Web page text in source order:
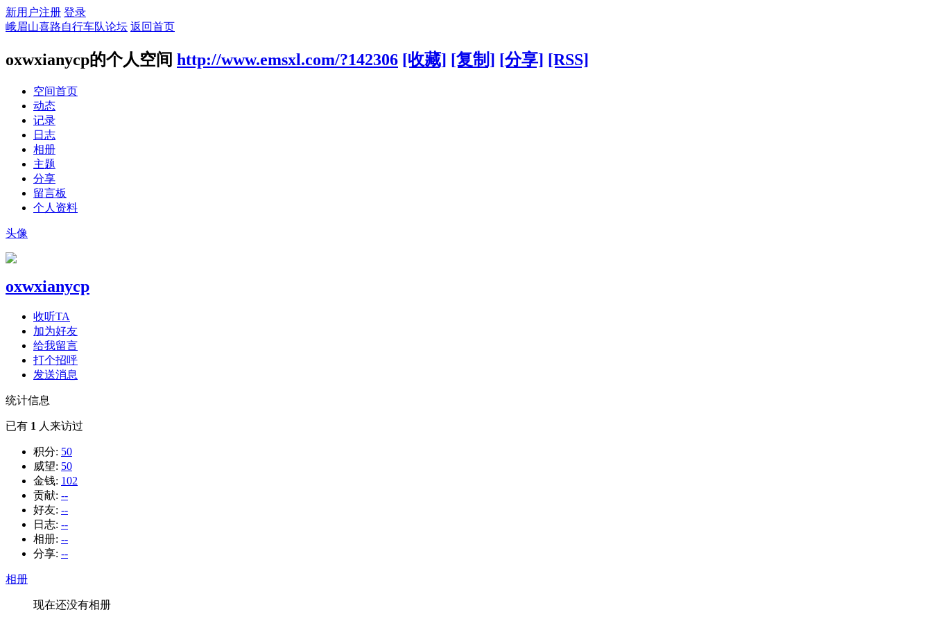
新用户注册 登录
峨眉山喜路自行车队论坛 返回首页
oxwxianycp的个人空间 http://www.emsxl.com/?142306 [收藏] [复制] [分享] [RSS]
空间首页
动态
记录
日志
相册
主题
分享
留言板
个人资料
头像
oxwxianycp
收听TA
加为好友
给我留言
打个招呼
发送消息
统计信息
已有 1 人来访过
积分: 50
威望: 50
金钱: 102
贡献: --
好友: --
日志: --
相册: --
分享: --
相册
现在还没有相册